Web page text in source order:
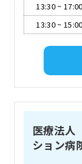
13:30~ 17:00
13:30~ 15:00
医療法
ション病